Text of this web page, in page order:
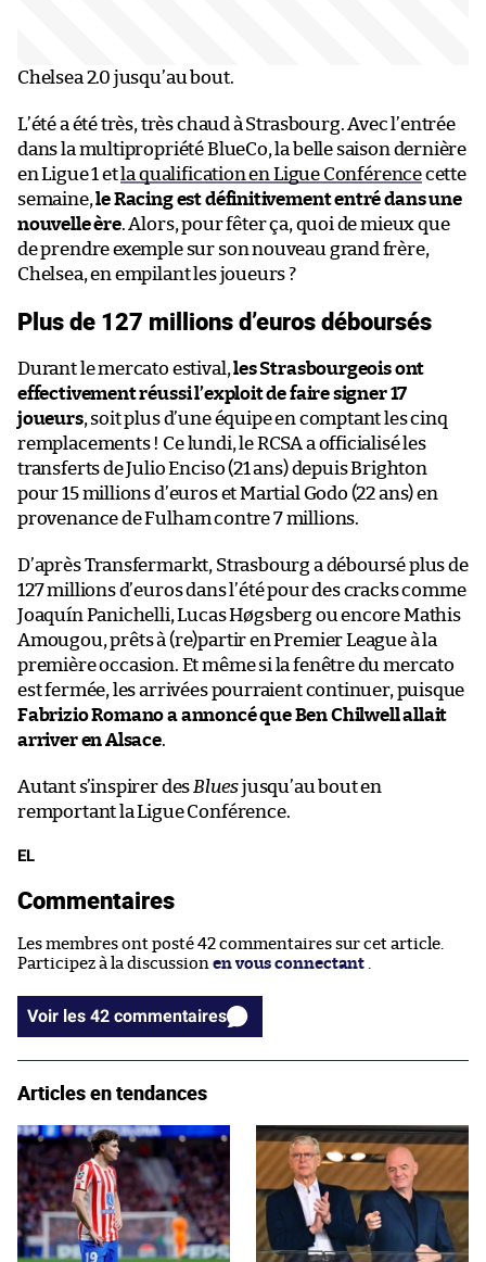
Chelsea 2.0 jusqu’au bout.
L’été a été très, très chaud à Strasbourg. Avec l’entrée
dans la multipropriété BlueCo, la belle saison dernière
en Ligue 1 etla qualification en Ligue Conférencecette
semaine,le Racing est définitivement entré dans une
nouvelle ère. Alors, pour fêter ça, quoi de mieux que
de prendre exemple sur son nouveau grand frère,
Chelsea, en empilant les joueurs ?
Plus de 127 millions d’euros déboursés
Durant le mercato estival,les Strasbourgeois ont
effectivement réussi l’exploit de faire signer 17
joueurs, soit plus d’une équipe en comptant les cinq
remplacements ! Ce lundi, le RCSA a officialisé les
transferts de Julio Enciso (21 ans) depuis Brighton
pour 15 millions d’euros et Martial Godo (22 ans) en
provenance de Fulham contre 7 millions.
D’après Transfermarkt, Strasbourg a déboursé plus de
127 millions d’euros dans l’été pour des cracks comme
Joaquín Panichelli, Lucas Høgsberg ou encore Mathis
Amougou, prêts à (re)partir en Premier League à la
première occasion. Et même si la fenêtre du mercato
est fermée, les arrivées pourraient continuer, puisque
Fabrizio Romano a annoncé que Ben Chilwell allait
arriver en Alsace.
Autant s’inspirer desBluesjusqu’au bout en
remportant la Ligue Conférence.
EL
Commentaires
Les membres ont posté 42 commentaires sur cet article.
Participez à la discussion en vous connectant .
Voir les 42 commentaires
Articles en tendances